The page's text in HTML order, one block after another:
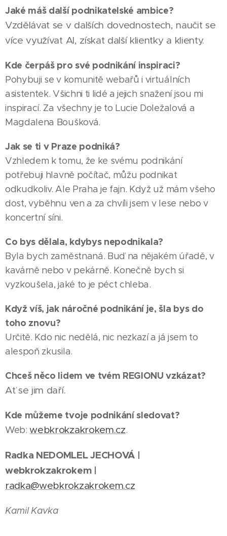
Jaké máš další podnikatelské ambice?
Vzdělávat se v dalších dovednostech, naučit se
více využívat AI, získat další klientky a klienty.
Kde čerpáš pro své podnikání inspiraci?
Pohybuji se v komunitě webařů i virtuálních
asistentek. Všichni ti lidé a jejich snažení jsou mi
inspirací. Za všechny je to Lucie Doležalová a
Magdalena Boušková.
Jak se ti v Praze podniká?
Vzhledem k tomu, že ke svému podnikání
potřebuji hlavně počítač, můžu podnikat
odkudkoliv. Ale Praha je fajn. Když už mám všeho
dost, vyběhnu ven a za chvíli jsem v lese nebo v
koncertní síni.
Co bys dělala, kdybys nepodnikala?
Byla bych zaměstnaná. Buď na nějakém úřadě, v
kavárně nebo v pekárně. Konečně bych si
vyzkoušela, jaké to je péct chleba.
Když víš, jak náročné podnikání je, šla bys do
toho znovu?
Určitě. Kdo nic nedělá, nic nezkazí a já jsem to
alespoň zkusila.
Chceš něco lidem ve tvém REGIONU vzkázat?
Ať se jim daří.
Kde můžeme tvoje podnikání sledovat?
Web:webkrokzakrokem.cz.
Radka NEDOMLEL JECHOVÁ |
webkrokzakrokem |
radka@webkrokzakrokem.cz
Kamil Kavka
PRAHA |
Konstruktér
Greň
vyměnil
za vlastní
cestu,
pomáhá
na ní
PRAHA |
Výroční
PRAHA |